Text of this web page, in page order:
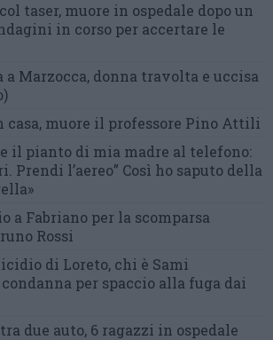
taser, muore in ospedale dopo un
in corso per accertare le
a Marzocca, donna travolta e uccisa
casa, muore il professore Pino Attili
il pianto di mia madre al telefono:
Prendi l’aereo” Così ho saputo della
a Fabriano per la scomparsa
Rossi
di Loreto, chi è Sami
per spaccio alla fuga dai
due auto, 6 ragazzi in ospedale